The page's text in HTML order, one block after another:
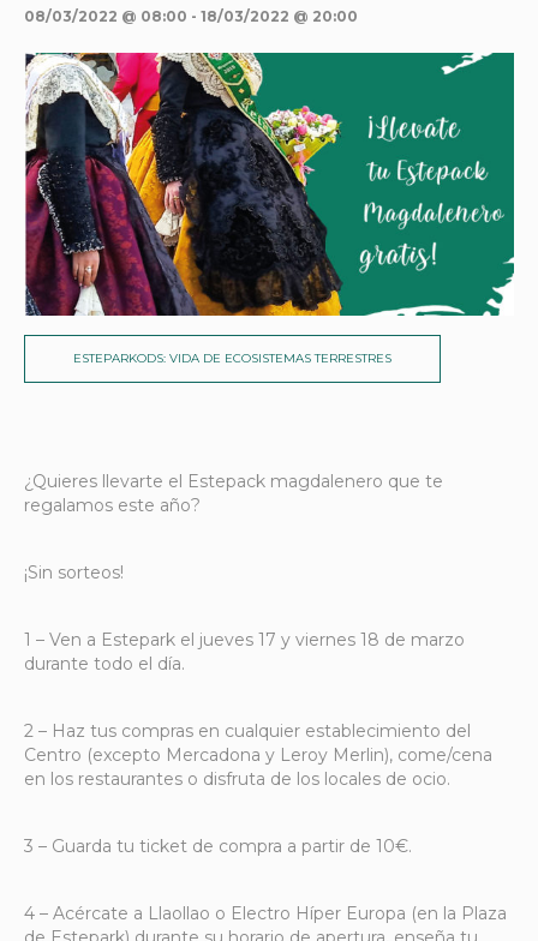
08/03/2022 @ 08:00 - 18/03/2022 @ 20:00
ESTEPARKODS: VIDA DE ECOSISTEMAS TERRESTRES
¿Quieres llevarte el Estepack magdalenero que te
regalamos este año?
¡Sin sorteos!
1 – Ven a Estepark el jueves 17 y viernes 18 de marzo
durante todo el día.
2 – Haz tus compras en cualquier establecimiento del
Centro (excepto Mercadona y Leroy Merlin), come/cena
en los restaurantes o disfruta de los locales de ocio.
3 – Guarda tu ticket de compra a partir de 10€.
4 – Acércate a Llaollao o Electro Híper Europa (en la Plaza